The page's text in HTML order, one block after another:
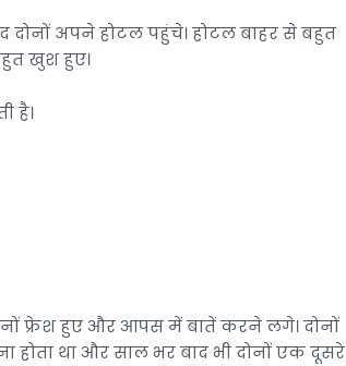
दोनों अपने होटल पहुंचे। होटल बाहर से बहुत
खुश हुए।
है।
फ्रेश हुए और आपस में बातें करने लगे। दोनों
था और साल भर बाद भी दोनों एक दूसरे